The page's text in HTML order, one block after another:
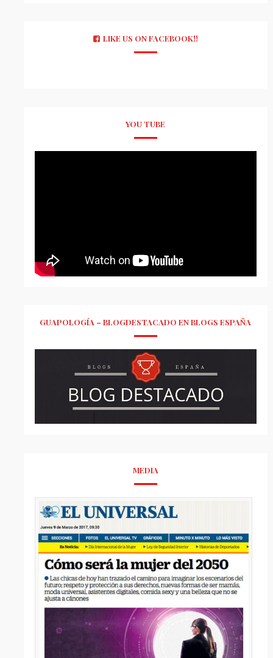
LIKE US ON FACEBOOK!!
YOU TUBE
GUAPOLOGÍA – BLOGDESTACADO EN BLOGS ESPAÑA
MEDIA